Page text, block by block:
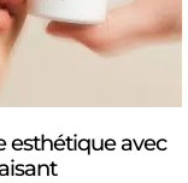
esthétique avec